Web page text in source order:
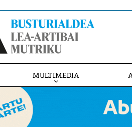
MULTIMEDIA